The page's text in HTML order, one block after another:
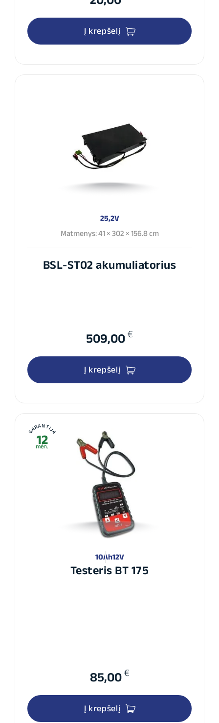
Į krepšelį
25,2V
Matmenys: 41 × 302 × 156.8 cm
BSL-ST02 akumuliatorius
509,00 €
Į krepšelį
GARANTIJA
12
mėn.
10Ah12V
Testeris BT 175
85,00 €
Į krepšelį